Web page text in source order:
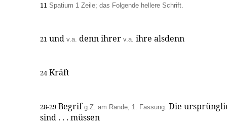
11 Spatium 1 Zeile; das Folgende hellere Schrift.
21 und v.a. denn ihrer v.a. ihre alsdenn
24 Kräft
28-29 Begrif g.Z. am Rande; 1. Fassung: Die
sind . . . müssen